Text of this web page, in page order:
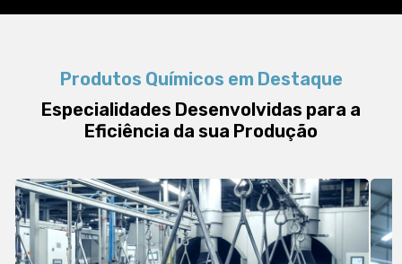
Produtos Químicos em Destaque
Especialidades Desenvolvidas para a
Eficiência da sua Produção